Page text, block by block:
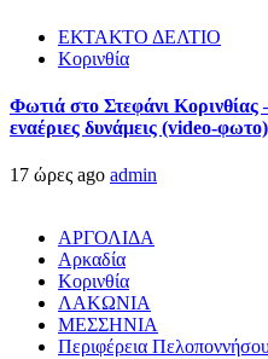
ΕΚΤΑΚΤΟ ΔΕΛΤΙΟ
Κορινθία
Φωτιά στο Στεφάνι Κορινθίας
εναέριες δυνάμεις (video-φωτο)
17 ώρες ago admin
ΑΡΓΟΛΙΔΑ
Αρκαδία
Κορινθία
ΛΑΚΩΝΙΑ
ΜΕΣΣΗΝΙΑ
Περιφέρεια